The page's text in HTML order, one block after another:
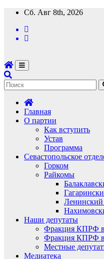
Перейти
содержимому
Сб. Авг 8th, 2026
Главная
О партии
Как вступить
Устав
Программа
Севастопольское
Горком
Райкомы
Наши депутаты
Фракция КПРФ в
Фракция КПРФ в
Местные
Медиатека